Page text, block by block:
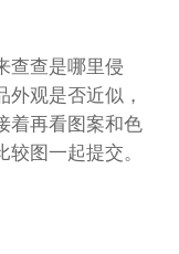
查查是哪里侵
观是否近似，
着再看图案和色
图一起提交。